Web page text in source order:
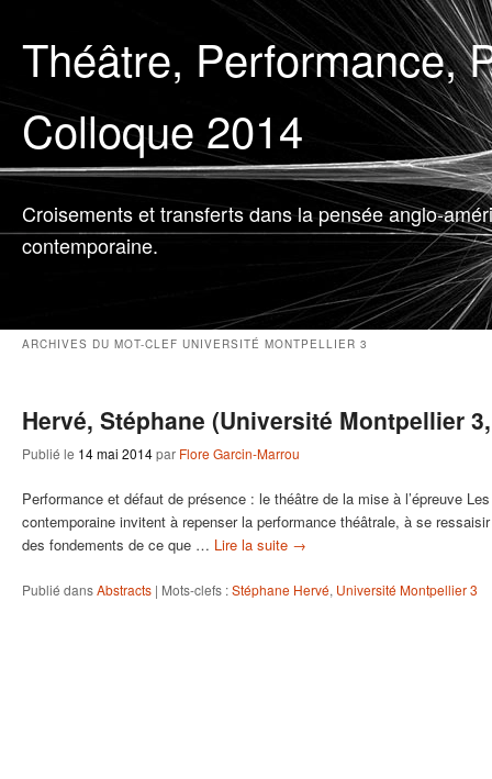
Théâtre, Performance,
Colloque 2014
Croisements et transferts dans la pensée anglo-
contemporaine.
ARCHIVES DU MOT-CLEF UNIVERSITÉ MONTPELLIER 3
Hervé, Stéphane (Université Montpellier
Publié le 14 mai 2014par Flore Garcin-Marrou
Performance et défaut de présence : le théâtre de la mise à l’épreuve
contemporaine invitent à repenser la performance théâtrale, à se
des fondements de ce que … Lire la suite →
Publié dansAbstracts | Mots-clefs :Stéphane Hervé, Université Montpellier 3